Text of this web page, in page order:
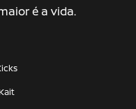
é a vida.